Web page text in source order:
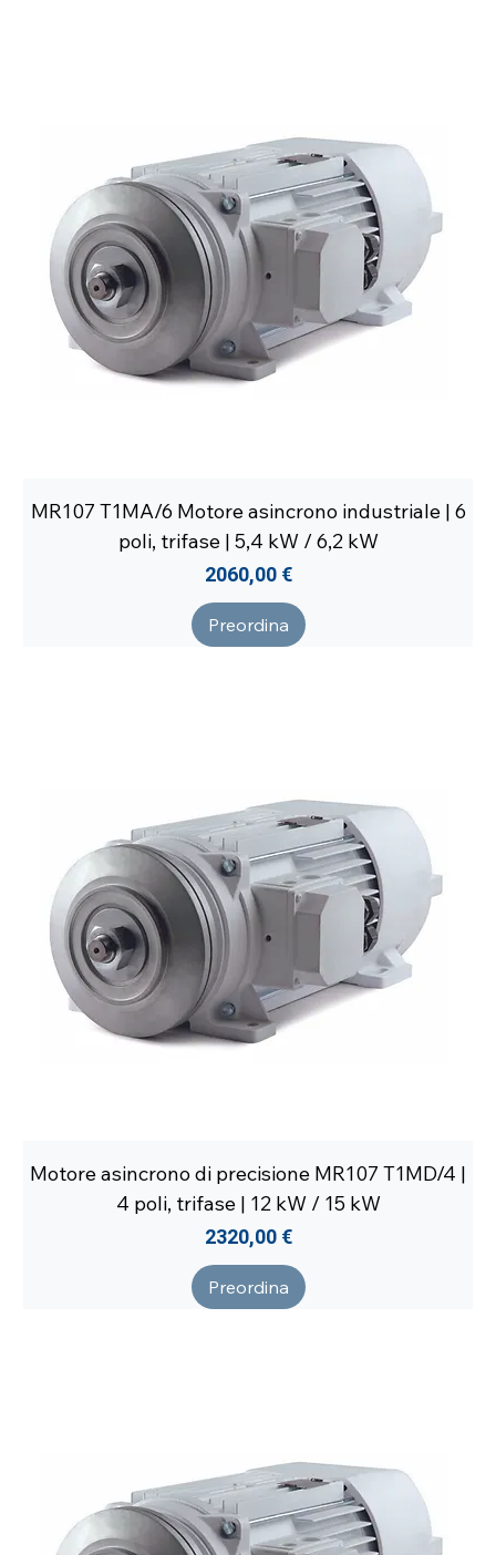
MR107 T1MA/6 Motore asincrono industriale | 6
poli, trifase | 5,4 kW / 6,2 kW
Prezzo
2060,00 €
Preordina
Motore asincrono di precisione MR107 T1MD/4 |
4 poli, trifase | 12 kW / 15 kW
Prezzo
2320,00 €
Preordina